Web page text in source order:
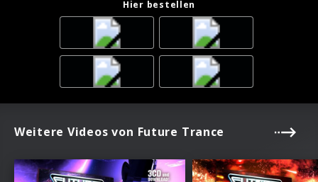
Hier bestellen
Weitere Videos von Future Trance